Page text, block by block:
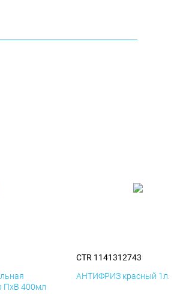
ПхВ 400мл
CTR 1141312743
АНТИФРИЗ красный 1л.